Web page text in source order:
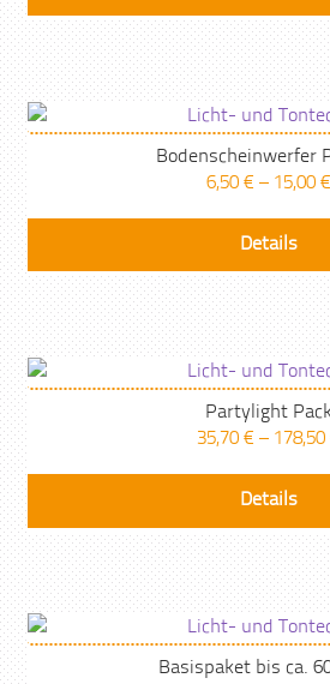
Bodenscheinwerfer
6,50 € – 15,00 €
Details
Partylight
35,70 € – 178,50
Details
Basispaket bis ca.